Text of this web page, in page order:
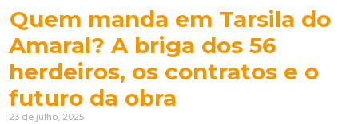
Quem manda em Tarsila do
Amaral? A briga dos 56
herdeiros, os contratos e o
futuro da obra
23 de julho, 2025